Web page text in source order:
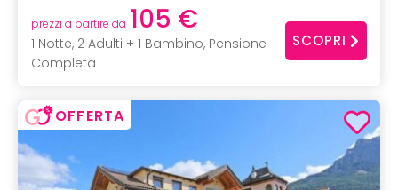
prezzi a partire da 105 €
1 Notte, 2 Adulti + 1 Bambino, Pensione
Completa
SCOPRI
OFFERTA